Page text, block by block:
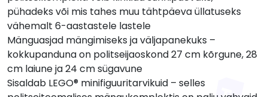
pühadeks või mis tahes muu tähtpäeva üllatuseks
vähemalt 6-aastastele lastele
Mänguasjad mängimiseks ja väljapanekuks –
kokkupanduna on politseijaoskond 27 cm kõrgune, 28
cm laiune ja 24 cm sügavune
Sisaldab LEGO® minifiguuritarvikuid – selles